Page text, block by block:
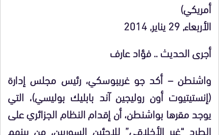
أمريكي)
الأربعاء, 29 يناير, 2014
أجرى الحديث .. فؤاد عارف
واشنطن – أكد جو غريبوسكي، رئيس مجلس إدارة
(إنستيتيوت أون روليجين آند بابليك بوليسي)، التي
يوجد مقرها بواشنطن، أن إقدام النظام الجزائري على
الطرد “غير الأخلاقي” للاجئين السوريين، من بينهم